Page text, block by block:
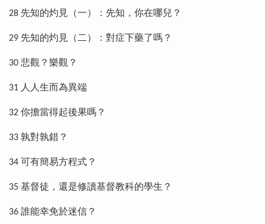
28 先知的灼見（一）：先知，你在哪兒？
29 先知的灼見（二）：對症下藥了嗎？
30 悲觀？樂觀？
31 人人生而為異端
32 你擔當得起後果嗎？
33 孰對孰錯？
34 可有簡易方程式？
35 基督徒，還是修讀基督教科的學生？
36 誰能幸免於迷信？